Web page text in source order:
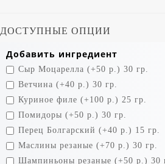
ДОСТУПНЫЕ ОПЦИИ
Добавить ингредиент
Сыр Моцарелла (+50 р.) 30 гр.
Ветчина (+40 р.) 30 гр.
Куриное филе (+100 р.) 25 гр.
Помидоры (+50 р.) 30 гр.
Перец Болгарский (+40 р.) 15 гр.
Маслины резаные (+70 р.) 30 гр.
Шампиньоны резаные (+50 р.) 30